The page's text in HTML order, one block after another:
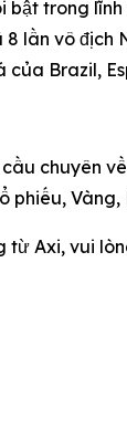
trong
8 lần vô
của Brazil,
chuyên
phiếu,
từ Axi, vui